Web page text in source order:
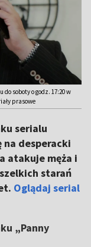
soboty o godz. 17:20 w
prasowe
serialu
na desperacki
atakuje męża i
starań
Oglądaj serial
„Panny